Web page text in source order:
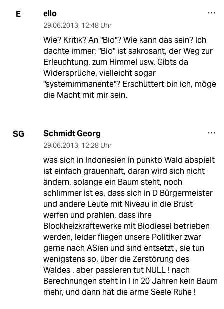
E ello
29.06.2013, 12:48 Uhr
Wie? Kritik? An "Bio"? Wie kann das sein? Ich
dachte immer, "Bio" ist sakrosant, der Weg zur
Erleuchtung, zum Himmel usw. Gibts da
Widersprüche, vielleicht sogar
"systemimmanente"? Erschüttert bin ich, möge
die Macht mit mir sein.
SG Schmidt Georg
29.06.2013, 12:28 Uhr
was sich in Indonesien in punkto Wald abspielt
ist einfach grauenhaft, daran wird sich nicht
ändern, solange ein Baum steht, noch
schlimmer ist es, dass sich in D Bürgermeister
und andere Leute mit Niveau in die Brust
werfen und prahlen, dass ihre
Blockheizkraftewerke mit Biodiesel betrieben
werden, leider fliegen unsere Politiker zwar
gerne nach ASien und sind entsetzt , sie tun
wenigstens so, über die Zerstörung des
Waldes , aber passieren tut NULL ! nach
Berechnungen steht in I in 20 Jahren kein Baum
mehr, und dann hat die arme Seele Ruhe !